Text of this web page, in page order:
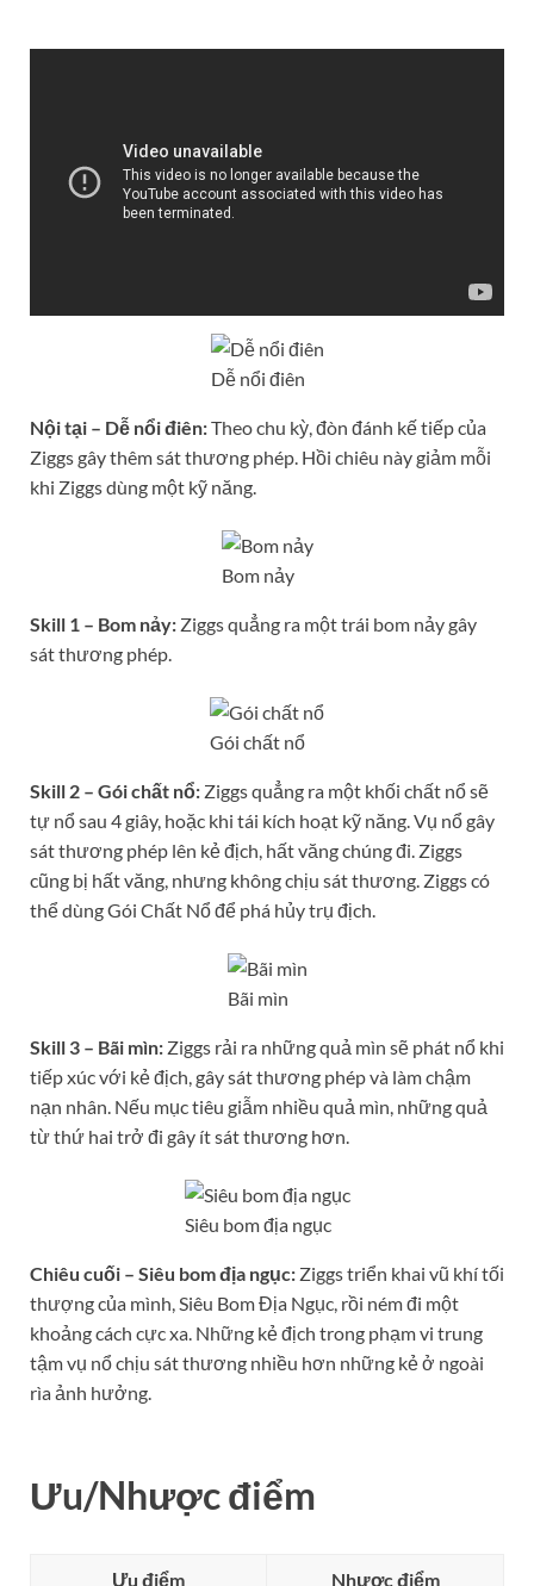
Dễ nổi điên
Nội tại – Dễ nổi điên:Theo chu kỳ, đòn đánh kế tiếp của
Ziggs gây thêm sát thương phép. Hồi chiêu này giảm mỗi
khi Ziggs dùng một kỹ năng.
Bom nảy
Skill 1 – Bom nảy: Ziggs quẳng ra một trái bom nảy gây
sát thương phép.
Gói chất nổ
Skill 2 – Gói chất nổ: Ziggs quẳng ra một khối chất nổ sẽ
tự nổ sau 4 giây, hoặc khi tái kích hoạt kỹ năng. Vụ nổ gây
sát thương phép lên kẻ địch, hất văng chúng đi. Ziggs
cũng bị hất văng, nhưng không chịu sát thương. Ziggs có
thể dùng Gói Chất Nổ để phá hủy trụ địch.
Bãi mìn
Skill 3 – Bãi mìn: Ziggs rải ra những quả mìn sẽ phát nổ khi
tiếp xúc với kẻ địch, gây sát thương phép và làm chậm
nạn nhân. Nếu mục tiêu giẫm nhiều quả mìn, những quả
từ thứ hai trở đi gây ít sát thương hơn.
Siêu bom địa ngục
Chiêu cuối – Siêu bom địa ngục: Ziggs triển khai vũ khí tối
thượng của mình, Siêu Bom Địa Ngục, rồi ném đi một
khoảng cách cực xa. Những kẻ địch trong phạm vi trung
tậm vụ nổ chịu sát thương nhiều hơn những kẻ ở ngoài
rìa ảnh hưởng.
Ưu/Nhược điểm
Ưu điểm Nhược điểm